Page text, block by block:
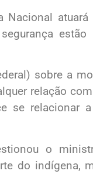
estão
sobre a
relação
se relacionar
o
do indígena,